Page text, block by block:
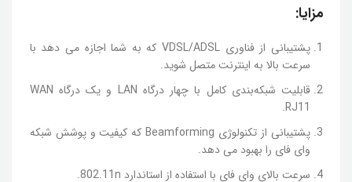
مزایا:
پشتیبانی از فناوری VDSL/ADSL که به شما اجازه می دهد با
سرعت بالا به اینترنت متصل شوید.
قابلیت شبکه‌بندی کامل با چهار درگاه LAN و یک درگاه WAN
RJ11.
پشتیبانی از تکنولوژی Beamforming که کیفیت و پوشش شبکه
وای فای را بهبود می دهد.
سرعت بالای وای فای با استفاده از استاندارد 802.11n.